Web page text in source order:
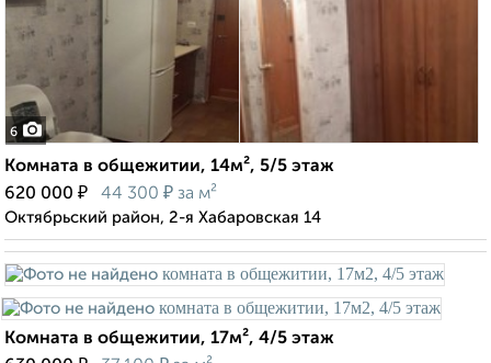
6
Комната в общежитии, 14м², 5/5 этаж
620 000 ₽ 44 300 ₽ за м²
Октябрьский район, 2-я Хабаровская 14
Комната в общежитии, 17м², 4/5 этаж